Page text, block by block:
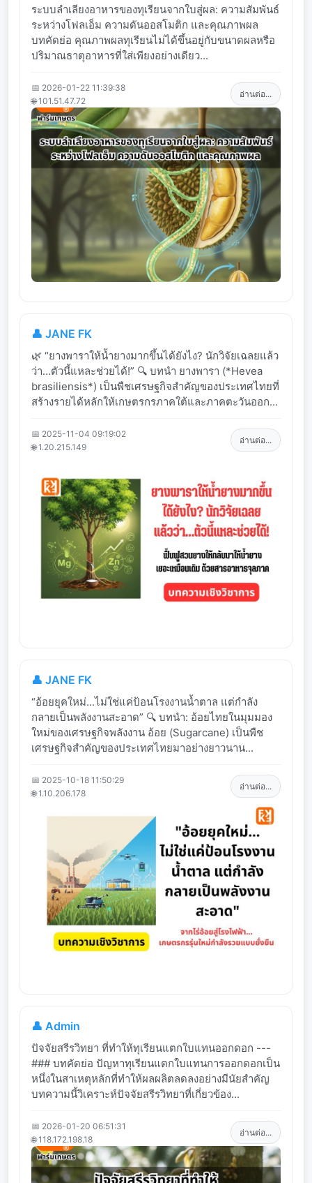
ระบบลำเลียงอาหารของทุเรียนจากใบสู่ผล: ความสัมพันธ์
ระหว่างโฟลเอ็ม ความดันออสโมติก และคุณภาพผล
บทคัดย่อ คุณภาพผลทุเรียนไม่ได้ขึ้นอยู่กับขนาดผลหรือ
ปริมาณธาตุอาหารที่ใส่เพียงอย่างเดียว...
📅 2026-01-22 11:39:38
🌐 101.51.47.72
อ่านต่อ...
👤 JANE FK
🌿 “ยางพาราให้น้ำยางมากขึ้นได้ยังไง? นักวิจัยเฉลยแล้ว
ว่า…ตัวนี้แหละช่วยได้!” 🔍 บทนำ ยางพารา (*Hevea
brasiliensis*) เป็นพืชเศรษฐกิจสำคัญของประเทศไทยที่
สร้างรายได้หลักให้เกษตรกรภาคใต้และภาคตะวันออก...
📅 2025-11-04 09:19:02
🌐 1.20.215.149
อ่านต่อ...
👤 JANE FK
“อ้อยยุคใหม่...ไม่ใช่แค่ป้อนโรงงานน้ำตาล แต่กำลัง
กลายเป็นพลังงานสะอาด” 🔍 บทนำ: อ้อยไทยในมุมมอง
ใหม่ของเศรษฐกิจพลังงาน อ้อย (Sugarcane) เป็นพืช
เศรษฐกิจสำคัญของประเทศไทยมาอย่างยาวนาน...
📅 2025-10-18 11:50:29
🌐 1.10.206.178
อ่านต่อ...
👤 Admin
ปัจจัยสรีรวิทยา ที่ทำให้ทุเรียนแตกใบแทนออกดอก ---
### บทคัดย่อ ปัญหาทุเรียนแตกใบแทนการออกดอกเป็น
หนึ่งในสาเหตุหลักที่ทำให้ผลผลิตลดลงอย่างมีนัยสำคัญ
บทความนี้วิเคราะห์ปัจจัยสรีรวิทยาที่เกี่ยวข้อง...
📅 2026-01-20 06:51:31
🌐 118.172.198.18
อ่านต่อ...